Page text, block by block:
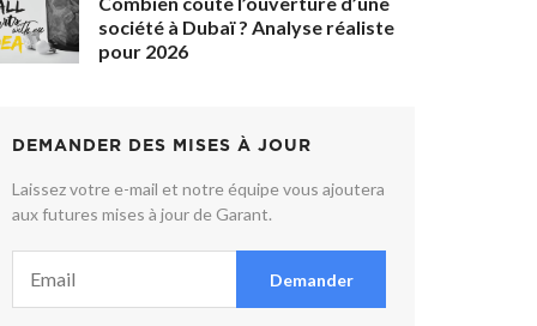
société à Dubaï ? Analyse réaliste
pour 2026
DEMANDER DES MISES À JOUR
Laissez votre e-mail et notre équipe vous ajoutera
aux futures mises à jour de Garant.
Demander